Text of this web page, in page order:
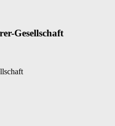
Gesellschaft